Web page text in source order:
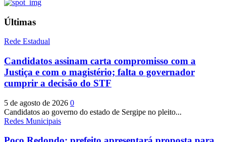
Últimas
Rede Estadual
Candidatos assinam carta compromisso com a
Justiça e com o magistério; falta o governador
cumprir a decisão do STF
5 de agosto de 2026 0
Candidatos ao governo do estado de Sergipe no pleito...
Redes Municipais